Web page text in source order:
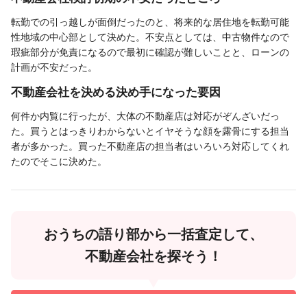
転勤での引っ越しが面倒だったのと、将来的な居住地を転勤可能
性地域の中心部として決めた。不安点としては、中古物件なので
瑕疵部分が免責になるので最初に確認が難しいことと、ローンの
計画が不安だった。
不動産会社を決める決め手になった要因
何件か内覧に行ったが、大体の不動産店は対応がぞんざいだっ
た。買うとはっきりわからないとイヤそうな顔を露骨にする担当
者が多かった。買った不動産店の担当者はいろいろ対応してくれ
たのでそこに決めた。
おうちの語り部から一括査定して、
不動産会社を探そう！